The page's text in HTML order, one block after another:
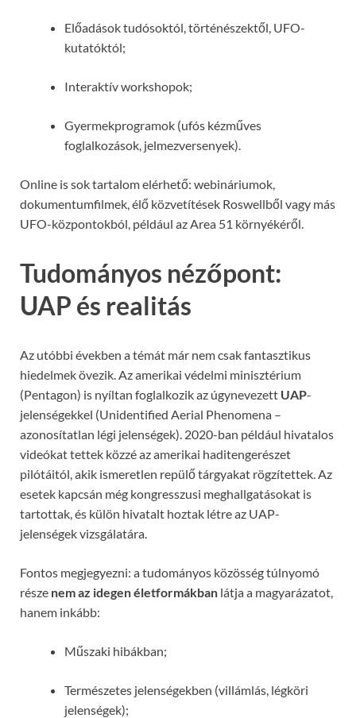
Előadások tudósoktól, történészektől, UFO-
kutatóktól;
Interaktív workshopok;
Gyermekprogramok (ufós kézműves
foglalkozások, jelmezversenyek).
Online is sok tartalom elérhető: webináriumok,
dokumentumfilmek, élő közvetítések Roswellből vagy más
UFO-központokból, például az Area 51 környékéről.
Tudományos nézőpont:
UAP és realitás
Az utóbbi években a témát már nem csak fantasztikus
hiedelmek övezik. Az amerikai védelmi minisztérium
(Pentagon) is nyíltan foglalkozik az úgynevezett UAP-
jelenségekkel (Unidentified Aerial Phenomena –
azonosítatlan légi jelenségek). 2020-ban például hivatalos
videókat tettek közzé az amerikai haditengerészet
pilótáitól, akik ismeretlen repülő tárgyakat rögzítettek. Az
esetek kapcsán még kongresszusi meghallgatásokat is
tartottak, és külön hivatalt hoztak létre az UAP-
jelenségek vizsgálatára.
Fontos megjegyezni: a tudományos közösség túlnyomó
része nem az idegen életformákban látja a magyarázatot,
hanem inkább:
Műszaki hibákban;
Természetes jelenségekben (villámlás, légköri
jelenségek);